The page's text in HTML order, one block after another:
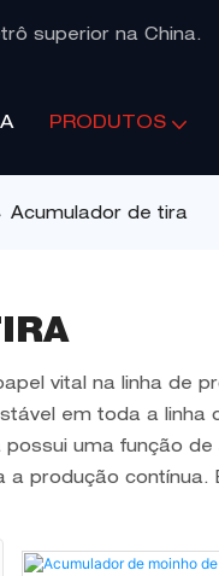
superior na China.
PRODUTOS
Acumulador de tira
vital na linha de
em toda a
uma função
produção